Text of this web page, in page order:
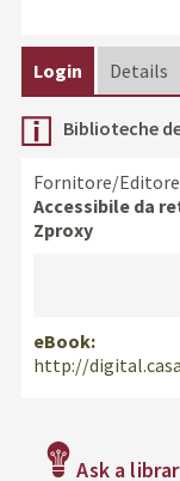
Login Details
Biblioteche
Fornitore/
Accessibile da
Zproxy
eBook:
http://
Ask a